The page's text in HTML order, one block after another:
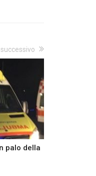
palo della